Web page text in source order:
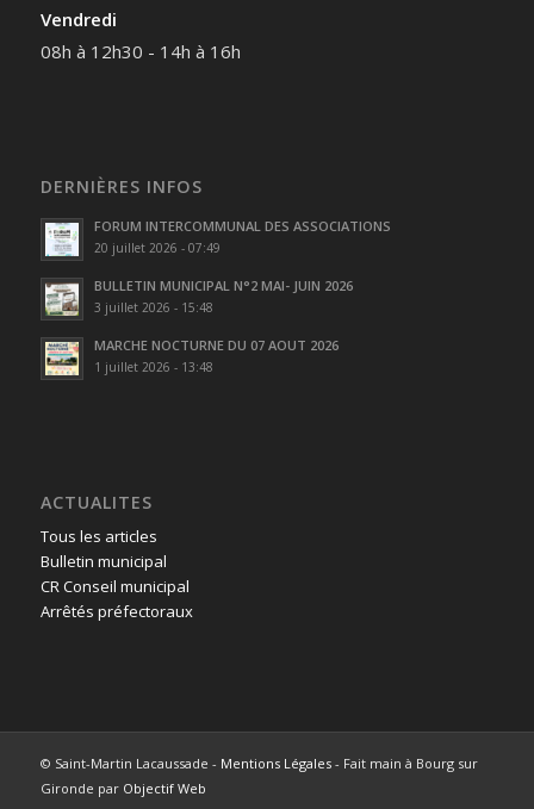
Vendredi
08h à 12h30 - 14h à 16h
DERNIÈRES INFOS
FORUM INTERCOMMUNAL DES ASSOCIATIONS
20 juillet 2026 - 07:49
BULLETIN MUNICIPAL N°2 MAI- JUIN 2026
3 juillet 2026 - 15:48
MARCHE NOCTURNE DU 07 AOUT 2026
1 juillet 2026 - 13:48
ACTUALITES
Tous les articles
Bulletin municipal
CR Conseil municipal
Arrêtés préfectoraux
© Saint-Martin Lacaussade - Mentions Légales- Fait main à Bourg sur
Gironde par Objectif Web